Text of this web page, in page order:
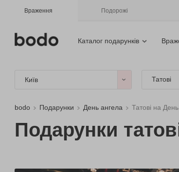
Враження Подорожі
Каталог подарунків
Київ Татові
bodo Подарунки День ангела Татові на
Подарунки